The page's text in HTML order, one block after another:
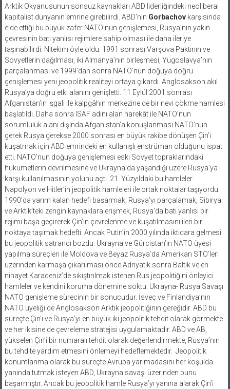
Arktik Okyanusunun sonsuz kaynakları ABD liderliğindeki neoliberal
kapitalist dünyanın emrine girebilirdi. ABD’nin Gorbachov karşısında
elde ettiği bu büyük zafer NATO’nun genişlemesi, Rusya’nın yakın
çevresinin batı yanlısı rejimlere sahip olması ile daha ileriye
taşınabilirdi. Nitekim öyle oldu. 1991 sonrası Varşova Paktının ve
Sovyetlerin dağılması, iki Almanya’nın birleşmesi, Yugoslavya’nın
parçalanması ve 1999’dan sonra NATO’nun doğuya doğru
genişlemesi yeni jeopolitik realiteyi ortaya çıkardı. Anglosakson akıl
Rusya’ya doğru etki alanını genişletti. 11 Eylül 2001 sonrası
Afganistan’ın işgali ile kalpgâhın merkezine de bir nevi çökme hamlesi
başlatıldı. Daha sonra ISAF adını alan harekât ile NATO’nun
sorumluluk alanı dışında Afganistan’a konuşlanması NATO’nun
gerek Rusya gerekse 2000 sonrası en büyük rakibe dönüşen Çin’i
kuşatmak için ABD emrindeki en kullanışlı enstrüman olduğunu ispat
etti. NATO’nun doğuya genişlemesi eski Sovyet topraklarındaki
hükümetlerin devrilmesine ve Ukrayna’da yaşandığı üzere Rusya’ya
karşı kullanılmasının yolunu açtı. 21. Yüzyıldaki bu hamleler
Napolyon ve Hitler’in jeopolitik hamleleri ile ortak noktalar taşıyordu.
1990’da yarım kalan hedefi başarmak, Rusya’yı parçalamak, Sibirya
ve Arktik’teki zengin kaynaklara erişmek, Rusya’da batı yanlısı bir
rejimi başa geçirerek Çin’in çevrelenme ve kuşatılmasını ileri bir
noktaya taşımak hedefti. Ancak Putin’in 2000 yılında iktidara gelmesi
bu jeopolitik satrancı bozdu. Ukrayna ve Gürcistan’ın NATO üyesi
yapılma süreçleri ile Moldova ve Beyaz Rusya’da Amerikan STÖ’leri
üzerinden karmaşa çıkarılması önce Adriyatik sonra Baltık ve en
nihayet Karadeniz’de sıkıştırılmak istenen Rus jeopolitiğini önleyici
hamleler ve kendini koruma dönemine soktu. Ukrayna- Rusya Savaşı
NATO genişleme sürecinin bir sonucudur. İsveç ve Finlandiya’nın
NATO üyeliği de Anglosakson Arktik jeopolitiğinin gereğidir. ABD bu
süreçte Çin’i ve Rusya’yı en büyük iki jeopolitik tehdit olarak görmekte
ve her ikisine de çevreleme stratejisi uygulamaktadır. ABD ve AB,
yükselen Çin’i bir numaralı tehdit olarak değerlendirmekte, Rusya’nın
bu tehdite yardım etmesini önlemeyi hedeflemektedir. Jeopolitik
konumlanma olarak bu süreçte Avrupa yarımadasını her koşulda
yanında tutmak isteyen ABD, Ukrayna savaşı üzerinden bunu
başarmıştır. Ancak bu jeopolitik hamle Rusya’yı yanına alarak Çin’i